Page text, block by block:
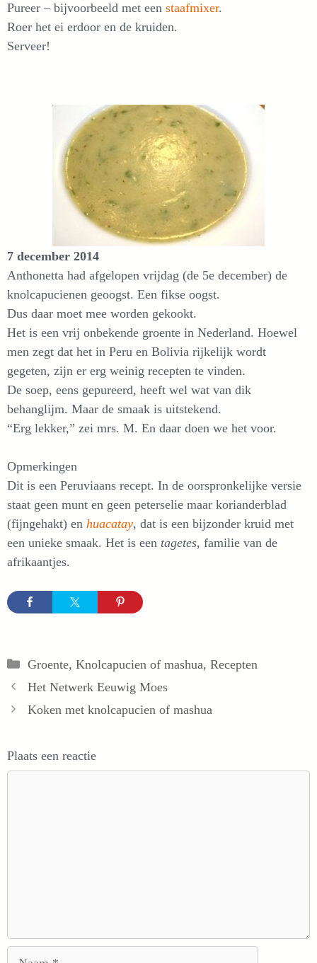
Pureer – bijvoorbeeld met een staafmixer.
Roer het ei erdoor en de kruiden.
Serveer!
7 december 2014
Anthonetta had afgelopen vrijdag (de 5e december) de
knolcapucienen geoogst. Een fikse oogst.
Dus daar moet mee worden gekookt.
Het is een vrij onbekende groente in Nederland. Hoewel
men zegt dat het in Peru en Bolivia rijkelijk wordt
gegeten, zijn er erg weinig recepten te vinden.
De soep, eens gepureerd, heeft wel wat van dik
behanglijm. Maar de smaak is uitstekend.
“Erg lekker,” zei mrs. M. En daar doen we het voor.
Opmerkingen
Dit is een Peruviaans recept. In de oorspronkelijke versie
staat geen munt en geen peterselie maar korianderblad
(fijngehakt) en huacatay, dat is een bijzonder kruid met
een unieke smaak. Het is een tagetes, familie van de
afrikaantjes.
Categorieën
Groente, Knolcapucien of mashua, Recepten
Het Netwerk Eeuwig Moes
Koken met knolcapucien of mashua
Plaats een reactie